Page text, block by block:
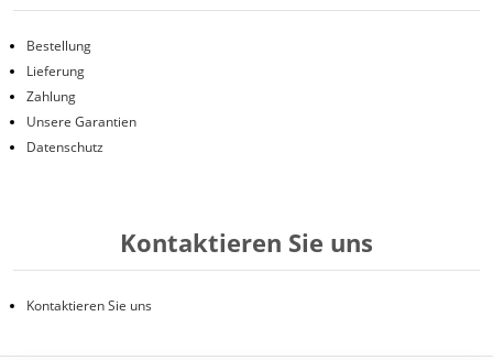
Bestellung
Lieferung
Zahlung
Unsere Garantien
Datenschutz
Kontaktieren Sie uns
Kontaktieren Sie uns